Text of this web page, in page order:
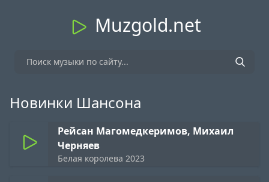
Muzgold.net
Новинки Шансона
Рейсан Магомедкеримов, Михаил
Черняев
Белая королева 2023